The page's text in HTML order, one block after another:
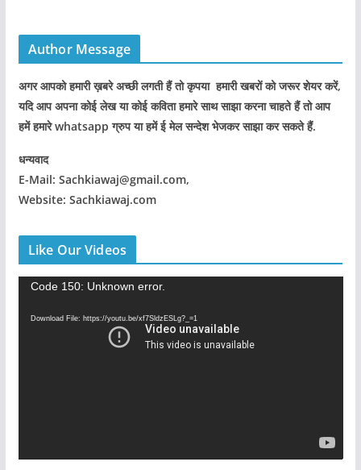
Author Message
अगर आपको हमारी ख़बरे अच्छी लगती हैं तो कृपया हमारी खबरों को जरूर शेयर करें,
यदि आप अपना कोई लेख या कोई कविता हमारे साथ साझा करना चाहते हैं तो आप
हमें हमारे whatsapp ग्रुप या हमें ई मेल सन्देश भेजकर साझा कर सकते हैं.
धन्यवाद
E-Mail: Sachkiawaj@gmail.com,
Website: Sachkiawaj.com
Like Our Videos
Code 150: Unknown error.
Download File: https://youtu.be/xf7SldzESLg?_=1